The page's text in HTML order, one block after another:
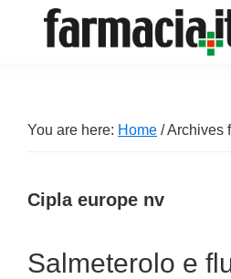
sul
farmacia
You are here: Home /Archives
Cipla europe nv
Salmeterolo e